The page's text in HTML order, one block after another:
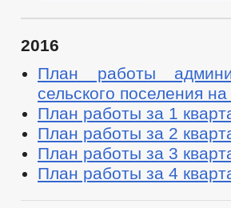
2016
План работы
сельского поселения
План работы за 1
План работы за 2
План работы за 3
План работы за 4